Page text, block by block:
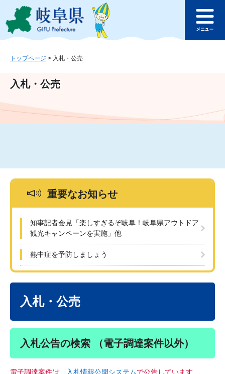
ジ
ュ
文
このページの本文へ
ュ
トップページ > 入札・公売
入札・公売
重要なお知らせ
知事記者会見「楽しすぎるぞ岐阜！岐阜県アウトドア
観光キャンペーンを実施」他
熱中症を予防しましょう
入札・公売
入札公告の検索 （電子調達案件以外）
電子調達案件は、 入札情報公開システムで公告しています